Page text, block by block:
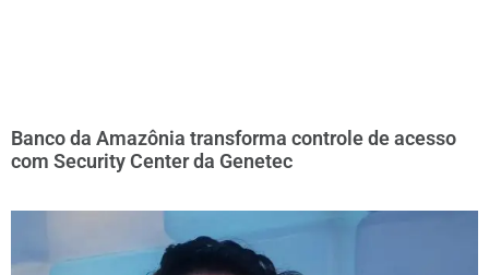
Banco da Amazônia transforma controle de acesso
com Security Center da Genetec